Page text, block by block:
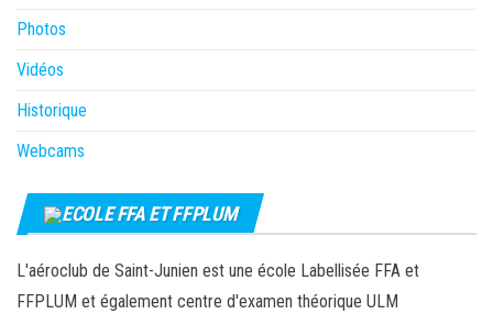
Photos
Vidéos
Historique
Webcams
ECOLE FFA ET FFPLUM
L'aéroclub de Saint-Junien est une école Labellisée FFA et
FFPLUM et également centre d'examen théorique ULM